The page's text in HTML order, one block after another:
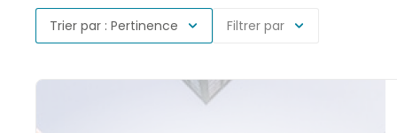
Trier par : Pertinence Filtrer par